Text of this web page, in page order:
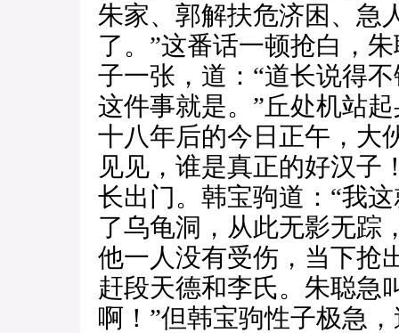
朱家、郭解扶危济困、急
了。”这番话一顿抢白，
子一张，道：“道长说得
这件事就是。”丘处机站
十八年后的今日正午，大
见见，谁是真正的好汉子
长出门。韩宝驹道：“我
了乌龟洞，从此无影无踪
他一人没有受伤，当下抢
赶段天德和李氏。朱聪急
啊！”但韩宝驹性子极急